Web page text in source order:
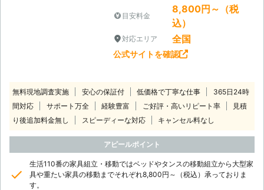
目安料金
8,800円～（税
込）
対応エリア 全国
公式サイトを確認
無料現地調査実施 安心の保証付 低価格で丁寧な仕事
365日24時
間対応
サポート万全 経験豊富 ご好評・高いリピート率
見積
り後追加料金無し
スピーディーな対応 キャンセル料なし
アピールポイント
生活110番の家具組立・移動ではベッドやタンスの移動組立から大型家
具や重たい家具の移動までそれぞれ8,800円～（税込）承っておりま
す。